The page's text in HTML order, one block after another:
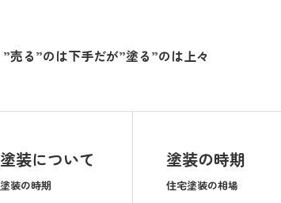
”売る”のは下手だが”塗る”のは上々
塗装について
塗装の時期
塗装の時期
住宅塗装の相場